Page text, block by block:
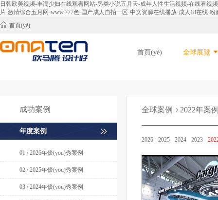
日韩欧美视频-丰满少妇在线观看网站-另类小说五月天-成年人性生活视频-在线看视
片-激情综合五月网-www.777色-国产成人自拍一区-中文资源在线播放-成人18在线-粉
首頁(yè)
首頁(yè) 全球展覽
成功案例
年度案例
01 / 2026年優(yōu)秀案例
02 / 2025年優(yōu)秀案例
03 / 2024年優(yōu)秀案例
全球案例 2022年案
2026 2025 2024 2023